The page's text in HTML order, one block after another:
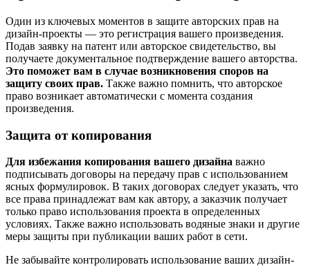
Один из ключевых моментов в защите авторских прав на
дизайн-проекты — это регистрация вашего произведения.
Подав заявку на патент или авторское свидетельство, вы
получаете документальное подтверждение вашего авторства.
Это поможет вам в случае возникновения споров на
защиту своих прав. Также важно помнить, что авторское
право возникает автоматически с момента создания
произведения.
Защита от копирования
Для избежания копирования вашего дизайна важно
подписывать договоры на передачу прав с использованием
ясных формулировок. В таких договорах следует указать, что
все права принадлежат вам как автору, а заказчик получает
только право использования проекта в определенных
условиях. Также важно использовать водяные знаки и другие
меры защиты при публикации ваших работ в сети.
Не забывайте контролировать использование ваших дизайн-